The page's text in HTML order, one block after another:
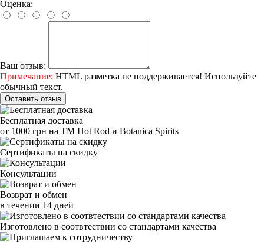
Оценка:
Ваш отзыв:
Примечание: HTML разметка не поддерживается! Используйте
обычный текст.
Оставить отзыв
Бесплатная доставка
от 1000 грн на ТМ Hot Rod и Botanica Spirits
Сертификаты на скидку
Консультации
Возврат и обмен
в течении 14 дней
Изготовлено в соотвтествии со стандартами качества